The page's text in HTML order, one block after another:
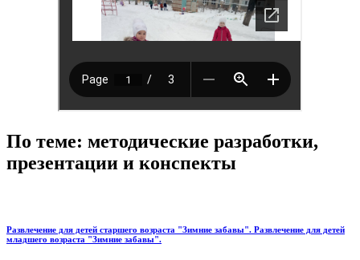
По теме: методические разработки,
презентации и конспекты
Развлечение для детей старшего возраста "Зимние забавы". Развлечение для детей
младшего возраста "Зимние забавы".